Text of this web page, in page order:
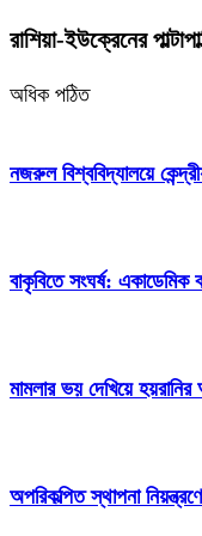
রাশিয়া-ইউক্রেনের
অধিক পঠিত
নজরুল বিশ্ববিদ্যালয়ে
বাকৃবিতে সংঘর্ষ:
মামলার ভয় দেখিয়ে
অপরিকল্পিত স্থাপনা